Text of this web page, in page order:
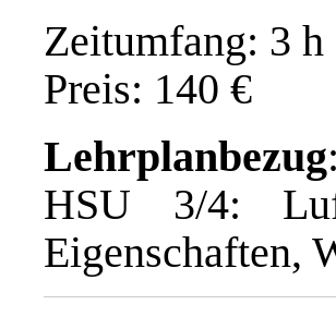
Zeitumfang: 3 h
Preis: 140 €
Lehrplanbezug:
HSU 3/4:
Eigenschaften,